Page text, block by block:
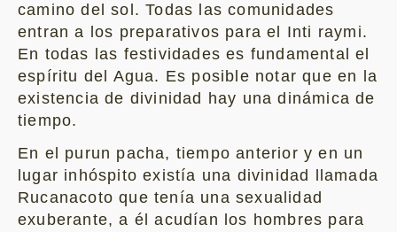
camino del sol. Todas las comunidades
entran a los preparativos para el Inti raymi.
En todas las festividades es fundamental el
espíritu del Agua. Es posible notar que en la
existencia de divinidad hay una dinámica de
tiempo.
En el purun pacha, tiempo anterior y en un
lugar inhóspito existía una divinidad llamada
Rucanacoto que tenía una sexualidad
exuberante, a él acudían los hombres para